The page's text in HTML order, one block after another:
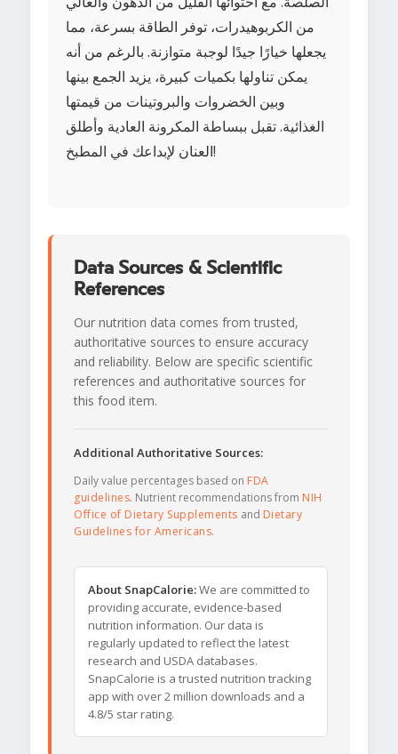
من الكربوهيدرات، توفر الطاقة بسرعة، مما
يجعلها خيارًا جيدًا لوجبة متوازنة. بالرغم من أنه
يمكن تناولها بكميات كبيرة، يزيد الجمع بينها
وبين الخضروات والبروتينات من قيمتها
الغذائية. تقبل ببساطة المكرونة العادية وأطلق
العنان لإبداعك في المطبخ!
Data Sources & Scientific
References
Our nutrition data comes from trusted,
authoritative sources to ensure accuracy
and reliability. Below are specific scientific
references and authoritative sources for
this food item.
Additional Authoritative Sources:
Daily value percentages based on FDA
guidelines. Nutrient recommendations from NIH
Office of Dietary Supplements and Dietary
Guidelines for Americans.
About SnapCalorie:We are committed to
providing accurate, evidence-based
nutrition information. Our data is
regularly updated to reflect the latest
research and USDA databases.
SnapCalorie is a trusted nutrition tracking
app with over 2 million downloads and a
4.8/5 star rating.